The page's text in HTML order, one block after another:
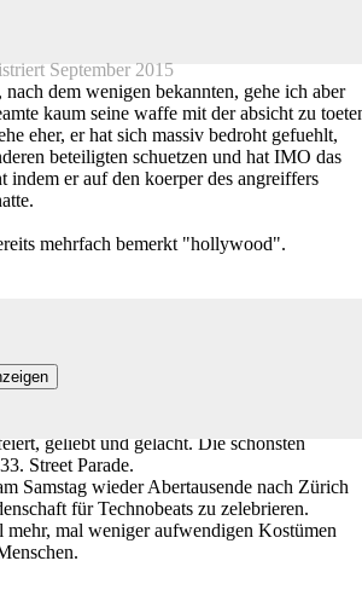
September 2015
nach dem wenigen bekannten, gehe ich aber
kaum seine waffe mit der absicht zu
eher, er hat sich massiv bedroht gefuehlt,
beteiligten schuetzen und hat IMO das
indem er auf den koerper des angreiffers
mehrfach bemerkt "hollywood".
geliebt und gelacht. Die schönsten
Street Parade.
Samstag wieder Abertausende nach Zürich
für Technobeats zu zelebrieren.
mal weniger aufwendigen Kostümen